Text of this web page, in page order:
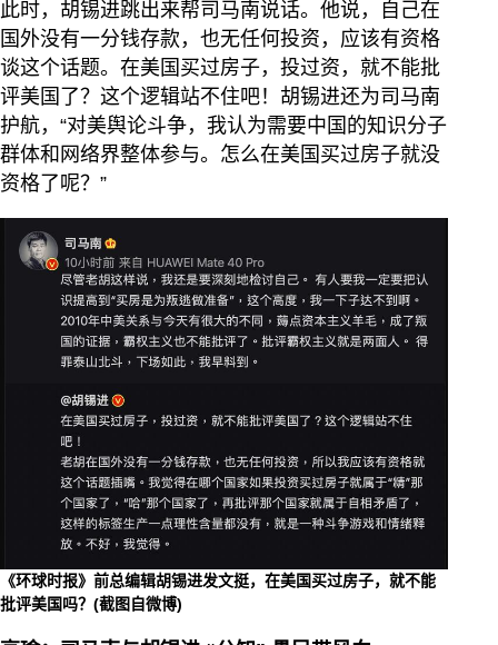
此时，胡锡进跳出来帮司马南说话。他说，自己在
国外没有一分钱存款，也无任何投资，应该有资格
谈这个话题。在美国买过房子，投过资，就不能批
评美国了？这个逻辑站不住吧！胡锡进还为司马南
护航，“对美舆论斗争，我认为需要中国的知识分子
群体和网络界整体参与。怎么在美国买过房子就没
资格了呢？”
《环球时报》前总编辑胡锡进发文挺，在美国买过房子，就不能
批评美国吗？(截图自微博)